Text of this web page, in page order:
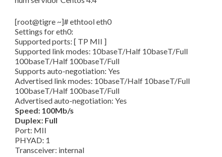
[root@tigre ~]# ethtool eth0
Settings for eth0:
Supported ports: [ TP MII ]
Supported link modes: 10baseT/Half 10baseT/Full
100baseT/Half 100baseT/Full
Supports auto-negotiation: Yes
Advertised link modes: 10baseT/Half 10baseT/Full
100baseT/Half 100baseT/Full
Advertised auto-negotiation: Yes
Speed: 100Mb/s
Duplex: Full
Port: MII
PHYAD: 1
Transceiver: internal